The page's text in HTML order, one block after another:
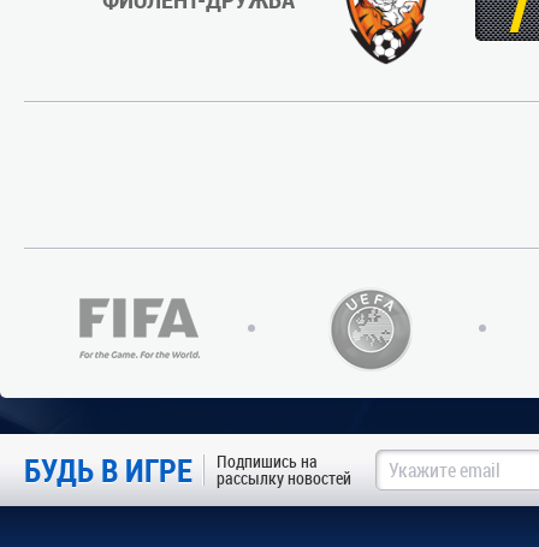
БУДЬ В ИГРЕ Подпишись на
рассылку новостей